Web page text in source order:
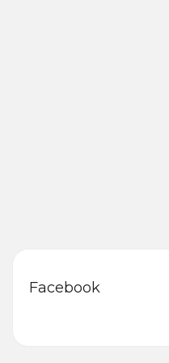
Facebook